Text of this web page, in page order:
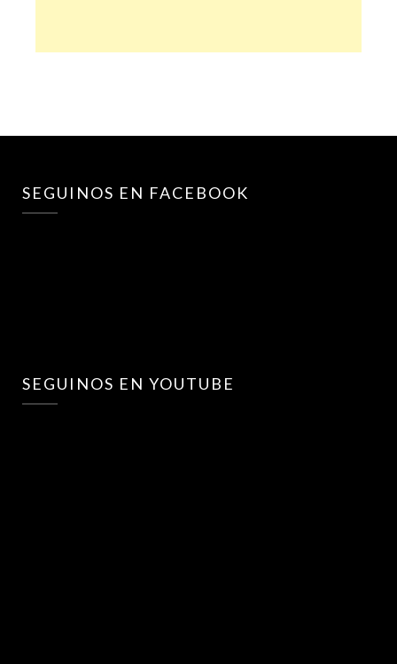
SEGUINOS EN FACEBOOK
SEGUINOS EN YOUTUBE